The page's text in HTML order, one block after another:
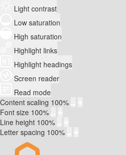
Light contrast
Low saturation
High saturation
Highlight links
Highlight headings
Screen reader
Read mode
Content scaling 100%
Font size 100%
Line height 100%
Letter spacing 100%